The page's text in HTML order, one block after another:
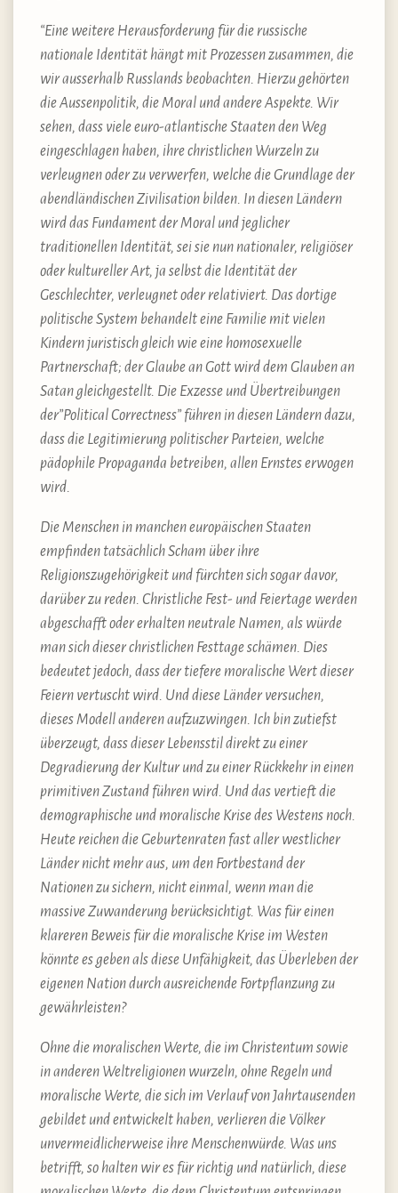
“Eine weitere Herausforderung für die russische
nationale Identität hängt mit Prozessen zusammen, die
wir ausserhalb Russlands beobachten. Hierzu gehörten
die Aussenpolitik, die Moral und andere Aspekte. Wir
sehen, dass viele euro-atlantische Staaten den Weg
eingeschlagen haben, ihre christlichen Wurzeln zu
verleugnen oder zu verwerfen, welche die Grundlage der
abendländischen Zivilisation bilden. In diesen Ländern
wird das Fundament der Moral und jeglicher
traditionellen Identität, sei sie nun nationaler, religiöser
oder kultureller Art, ja selbst die Identität der
Geschlechter, verleugnet oder relativiert. Das dortige
politische System behandelt eine Familie mit vielen
Kindern juristisch gleich wie eine homosexuelle
Partnerschaft; der Glaube an Gott wird dem Glauben an
Satan gleichgestellt. Die Exzesse und Übertreibungen
der”Political Correctness” führen in diesen Ländern dazu,
dass die Legitimierung politischer Parteien, welche
pädophile Propaganda betreiben, allen Ernstes erwogen
wird.
Die Menschen in manchen europäischen Staaten
empfinden tatsächlich Scham über ihre
Religionszugehörigkeit und fürchten sich sogar davor,
darüber zu reden. Christliche Fest- und Feiertage werden
abgeschafft oder erhalten neutrale Namen, als würde
man sich dieser christlichen Festtage schämen. Dies
bedeutet jedoch, dass der tiefere moralische Wert dieser
Feiern vertuscht wird. Und diese Länder versuchen,
dieses Modell anderen aufzuzwingen. Ich bin zutiefst
überzeugt, dass dieser Lebensstil direkt zu einer
Degradierung der Kultur und zu einer Rückkehr in einen
primitiven Zustand führen wird. Und das vertieft die
demographische und moralische Krise des Westens noch.
Heute reichen die Geburtenraten fast aller westlicher
Länder nicht mehr aus, um den Fortbestand der
Nationen zu sichern, nicht einmal, wenn man die
massive Zuwanderung berücksichtigt. Was für einen
klareren Beweis für die moralische Krise im Westen
könnte es geben als diese Unfähigkeit, das Überleben der
eigenen Nation durch ausreichende Fortpflanzung zu
gewährleisten?
Ohne die moralischen Werte, die im Christentum sowie
in anderen Weltreligionen wurzeln, ohne Regeln und
moralische Werte, die sich im Verlauf von Jahrtausenden
gebildet und entwickelt haben, verlieren die Völker
unvermeidlicherweise ihre Menschenwürde. Was uns
betrifft, so halten wir es für richtig und natürlich, diese